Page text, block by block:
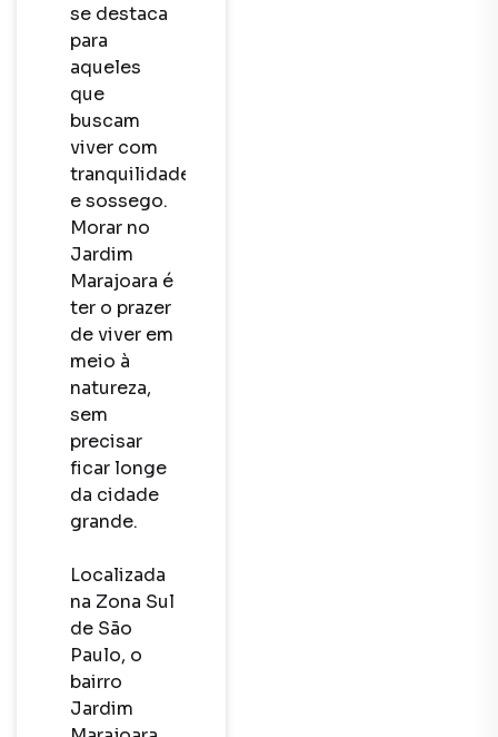
se destaca
para
aqueles
que
buscam
viver com
tranquilidade
e sossego.
Morar no
Jardim
Marajoara é
ter o prazer
de viver em
meio à
natureza,
sem
precisar
ficar longe
da cidade
grande.
Localizada
na Zona Sul
de São
Paulo, o
bairro
Jardim